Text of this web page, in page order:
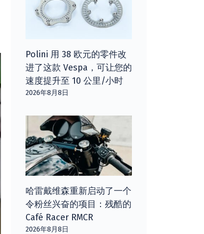
Polini 用 38 欧元的零件改
进了这款 Vespa，可让您的
速度提升至 10 公里/小时
2026年8月8日
哈雷戴维森重新启动了一个
令粉丝兴奋的项目：残酷的
Café Racer RMCR
2026年8月8日